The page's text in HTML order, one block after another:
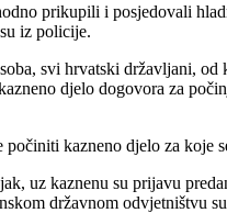
prikupili i posjedovali
iz policije.
svi hrvatski državljani,
djelo dogovora za
kazneno djelo za
uz kaznenu su prijavu
državnom odvjetništvu